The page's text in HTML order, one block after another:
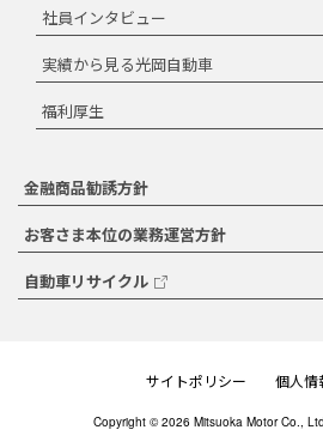
社員インタビュー
実績から見る光岡自動車
福利厚生
金融商品勧誘方針
お客さま本位の業務運営方針
自動車リサイクル
サイトポリシー 個人情
Copyright © 2026 Mitsuoka Motor Co.,